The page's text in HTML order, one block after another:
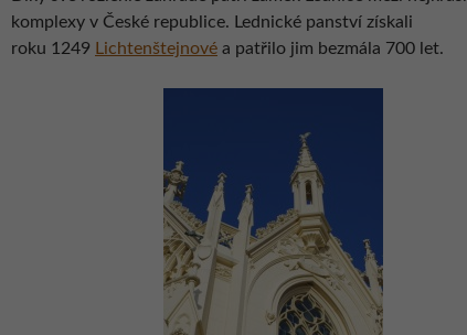
komplexy v České republice. Lednické panství získali
roku 1249 Lichtenštejnové a patřilo jim bezmála 700 let.